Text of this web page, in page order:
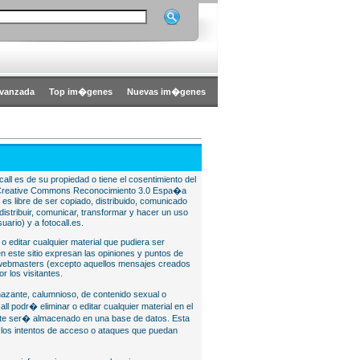
Top im�genes Nuevas im�genes
es de su propiedad o tiene el cosentimiento del
Commons Reconocimiento 3.0 Espa�a
libre de ser copiado, distribuido, comunicado
comunicar, transformar y hacer un uso
y a fotocall.es.
editar cualquier material que pudiera ser
este sitio expresan las opiniones y puntos de
(excepto aquellos mensajes creados
los visitantes.
calumnioso, de contenido sexual o
podr� eliminar o editar cualquier material en el
ser� almacenado en una base de datos. Esta
intentos de acceso o ataques que puedan